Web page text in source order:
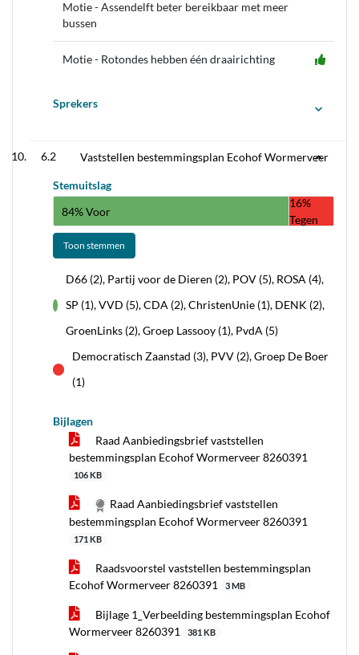
Motie - Assendelft beter bereikbaar met meer
bussen
Motie - Rotondes hebben één draairichting
Sprekers
6.2 Vaststellen bestemmingsplan Ecohof Wormerveer
Stemuitslag
84% Voor
16%
Tegen
Toon stemmen
D66 (2), Partij voor de Dieren (2), POV (5), ROSA (4),
SP (1), VVD (5), CDA (2), ChristenUnie (1), DENK (2),
GroenLinks (2), Groep Lassooy (1), PvdA (5)
tegen
Democratisch Zaanstad (3), PVV (2), Groep De Boer
(1)
Bijlagen
Raad Aanbiedingsbrief vaststellen
bestemmingsplan Ecohof Wormerveer 8260391
106 KB
Raad Aanbiedingsbrief vaststellen
bestemmingsplan Ecohof Wormerveer 8260391
171 KB
Raadsvoorstel vaststellen bestemmingsplan
Ecohof Wormerveer 8260391
3 MB
Bijlage 1_Verbeelding bestemmingsplan Ecohof
Wormerveer 8260391
381 KB